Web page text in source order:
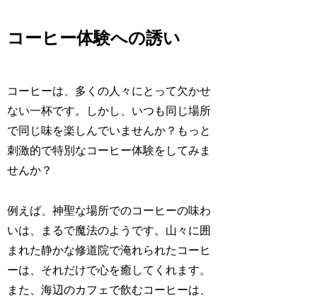
コーヒー体験への誘い
コーヒーは、多くの人々にとって欠かせ
ない一杯です。しかし、いつも同じ場所
で同じ味を楽しんでいませんか？もっと
刺激的で特別なコーヒー体験をしてみま
せんか？
例えば、神聖な場所でのコーヒーの味わ
いは、まるで魔法のようです。山々に囲
まれた静かな修道院で淹れられたコーヒ
ーは、それだけで心を癒してくれます。
また、海辺のカフェで飲むコーヒーは、